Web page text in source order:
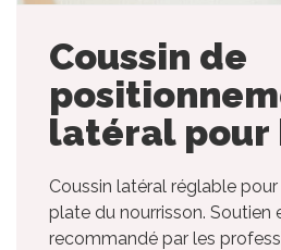
Coussin de
latéral pour
Coussin latéral réglable
plate du nourrisson. Soutien
recommandé par les